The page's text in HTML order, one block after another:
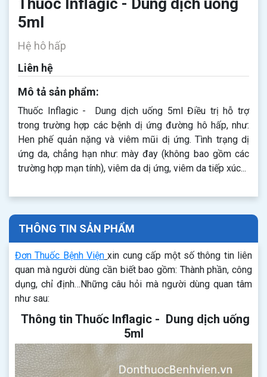
Thuốc Inflagic - Dung dịch uống
5ml
Hệ hô hấp
Liên hệ
Mô tả sản phẩm:
Thuốc Inflagic - Dung dịch uống 5ml Điều trị hỗ trợ
trong trường hợp các bệnh dị ứng đường hô hấp, như:
Hen phế quản nặng và viêm mũi dị ứng. Tình trạng dị
ứng da, chẳng hạn như: mày đay (không bao gồm các
trường hợp mạn tính), viêm da dị ứng, viêm da tiếp xúc...
THÔNG TIN SẢN PHẨM
Đơn Thuốc Bệnh Viện xin cung cấp một số thông tin liên
quan mà người dùng cần biết bao gồm: Thành phần, công
dụng, chỉ định…Những câu hỏi mà người dùng quan tâm
như sau:
Thông tin Thuốc Inflagic - Dung dịch uống
5ml